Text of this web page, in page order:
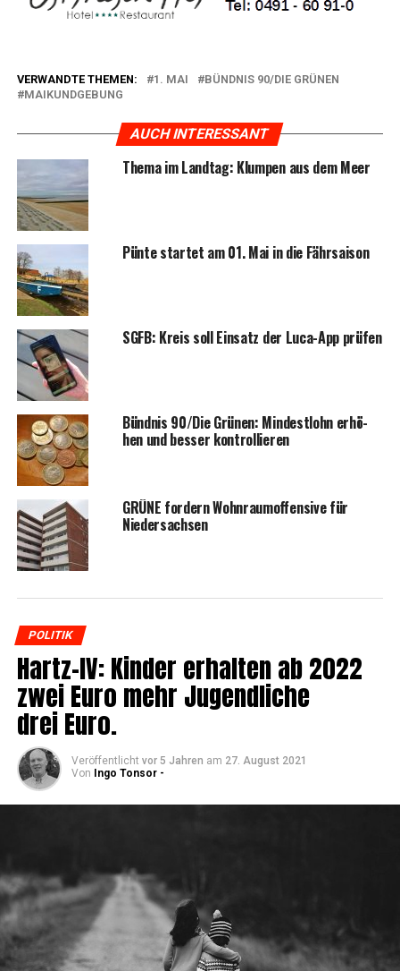
VERWANDTE THEMEN: 1. MAI
BÜNDNIS 90/DIE GRÜNEN
MAIKUNDGEBUNG
AUCH INTERESSANT
The­ma im Land­tag: Klum­pen aus dem Meer
Pün­te star­tet am 01. Mai in die Fährsaison
SGFB: Kreis soll Ein­satz der Luca-App prüfen
Bünd­nis 90/Die Grü­nen: Min­dest­lohn erhö­
hen und bes­ser kontrollieren
GRÜNE for­dern Wohn­ra­um­of­fen­si­ve für
Niedersachsen
POLITIK
Hartz-IV: Kin­der erhal­ten ab 2022
zwei Euro mehr Jugend­li­che
drei Euro.
Veröffentlicht vor 5 Jahren am 27. August 2021
Von Ingo Tonsor -